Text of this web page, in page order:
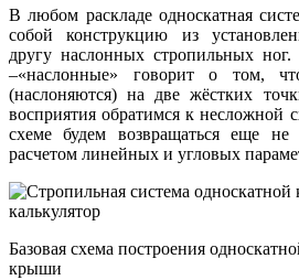
В любом раскладе односкатная
собой конструкцию из
другу наслонных стропильных
–«наслонные» говорит о том,
(наслоняются) на две жёстких
восприятия обратимся к несложной
схеме будем возвращаться еще
расчетом линейных и угловых
Базовая схема построения
крыши